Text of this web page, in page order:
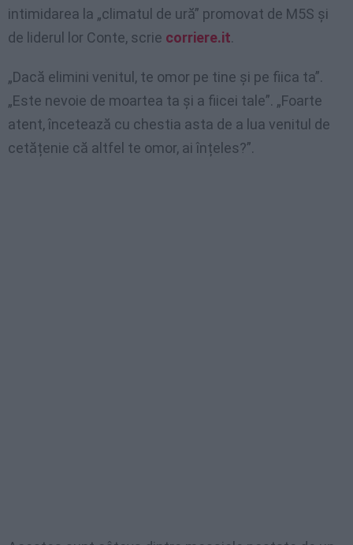
intimidarea la „climatul de ură” promovat de M5S și
de liderul lor Conte, scrie corriere.it.
„Dacă elimini venitul, te omor pe tine și pe fiica ta”.
„Este nevoie de moartea ta și a fiicei tale”. „Foarte
atent, încetează cu chestia asta de a lua venitul de
cetățenie că altfel te omor, ai înțeles?”.